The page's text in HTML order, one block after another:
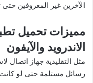
الآخرين غير المعروفين
الاندرويد والآيفون
رسائل مستلمة حتى لو